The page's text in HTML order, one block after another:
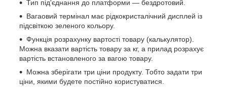
Тип під'єднання до платформи — бездротовий.
Вагаовий термінал має рідкокристалічний дисплей із
підсвіткою зеленого кольору.
Функція розрахунку вартості товару (калькулятор).
Можна вказати вартість товару за кг, а прилад розрахує
вартість встановленого за вагою товару.
Можна зберігати три ціни продукту. Тобто задати три
ціни, якими будете постійно користуватися.